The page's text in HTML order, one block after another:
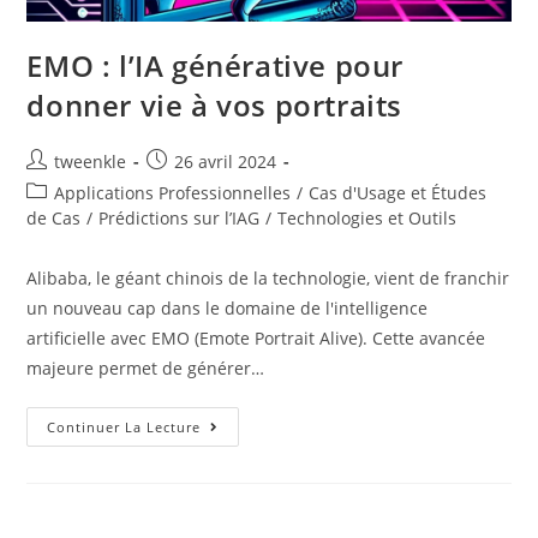
EMO : l’IA générative pour
donner vie à vos portraits
Auteur/autrice
de
la
tweenkle
Post
published:
26 avril 2024
Post
category:
Applications Professionnelles / Cas d'Usage et Études
de Cas / Prédictions sur l’IAG / Technologies et Outils
Alibaba, le géant chinois de la technologie, vient de franchir
un nouveau cap dans le domaine de l'intelligence
artificielle avec EMO (Emote Portrait Alive). Cette avancée
majeure permet de générer…
Continuer La Lecture EMO
: